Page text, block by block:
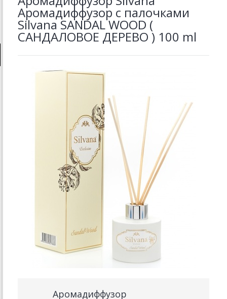
Аромадиффузор с палочками
Silvana SANDAL WOOD (
САНДАЛОВОЕ ДЕРЕВО ) 100 ml
Аромадиффузор